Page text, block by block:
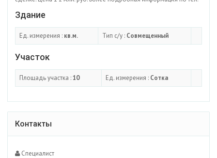
Здание
Ед. измерения : кв.м. Тип с/у : Совмещенный
Участок
Площадь участка :10 Ед. измерения : Сотка
Контакты
Специалист